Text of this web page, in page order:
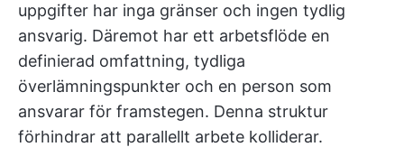
uppgifter har inga gränser och ingen tydlig
ansvarig. Däremot har ett arbetsflöde en
definierad omfattning, tydliga
överlämningspunkter och en person som
ansvarar för framstegen. Denna struktur
förhindrar att parallellt arbete kolliderar.